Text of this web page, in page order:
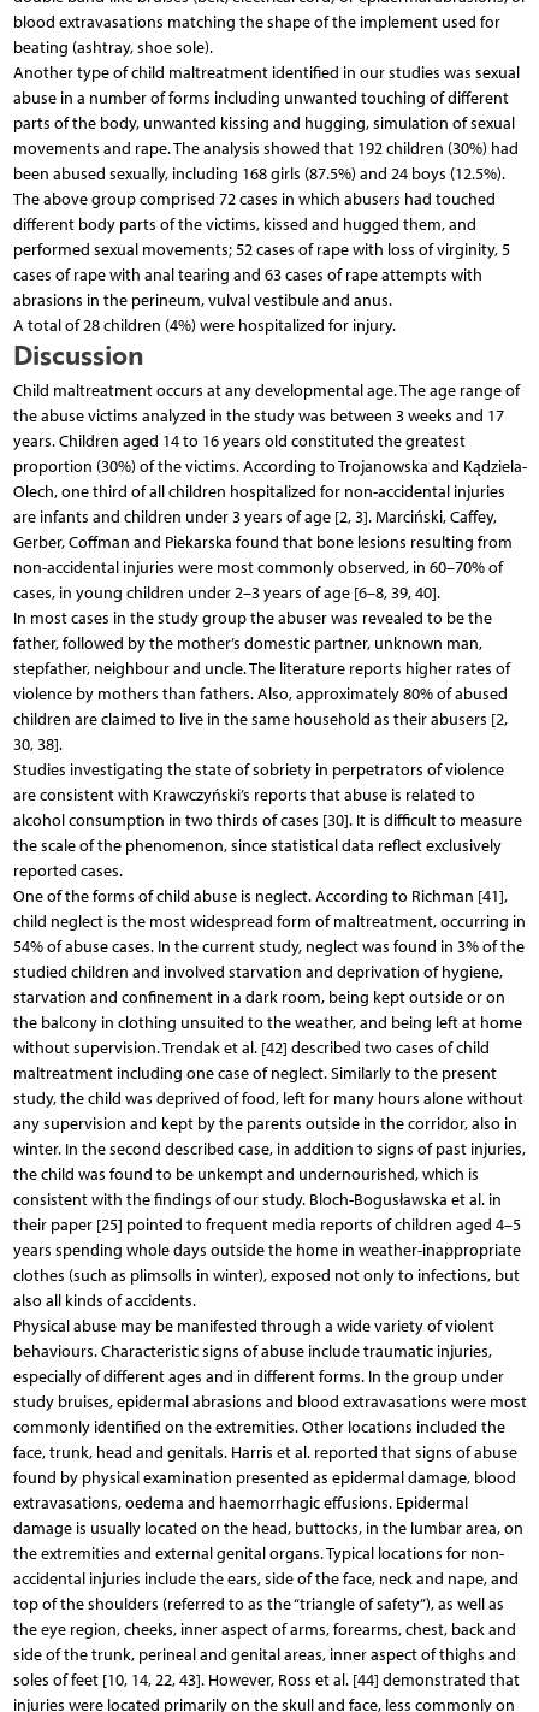
blood extravasations matching the shape of the implement used for
beating (ashtray, shoe sole).
Another type of child maltreatment identified in our studies was sexual
abuse in a number of forms including unwanted touching of different
parts of the body, unwanted kissing and hugging, simulation of sexual
movements and rape. The analysis showed that 192 children (30%) had
been abused sexually, including 168 girls (87.5%) and 24 boys (12.5%).
The above group comprised 72 cases in which abusers had touched
different body parts of the victims, kissed and hugged them, and
performed sexual movements; 52 cases of rape with loss of virginity, 5
cases of rape with anal tearing and 63 cases of rape attempts with
abrasions in the perineum, vulval vestibule and anus.
A total of 28 children (4%) were hospitalized for injury.
Discussion
Child maltreatment occurs at any developmental age. The age range of
the abuse victims analyzed in the study was between 3 weeks and 17
years. Children aged 14 to 16 years old constituted the greatest
proportion (30%) of the victims. According to Trojanowska and Kądziela-
Olech, one third of all children hospitalized for non-accidental injuries
are infants and children under 3 years of age [2, 3]. Marciński, Caffey,
Gerber, Coffman and Piekarska found that bone lesions resulting from
non-accidental injuries were most commonly observed, in 60–70% of
cases, in young children under 2–3 years of age [6–8, 39, 40].
In most cases in the study group the abuser was revealed to be the
father, followed by the mother’s domestic partner, unknown man,
stepfather, neighbour and uncle. The literature reports higher rates of
violence by mothers than fathers. Also, approximately 80% of abused
children are claimed to live in the same household as their abusers [2,
30, 38].
Studies investigating the state of sobriety in perpetrators of violence
are consistent with Krawczyński’s reports that abuse is related to
alcohol consumption in two thirds of cases [30]. It is difficult to measure
the scale of the phenomenon, since statistical data reflect exclusively
reported cases.
One of the forms of child abuse is neglect. According to Richman [41],
child neglect is the most widespread form of maltreatment, occurring in
54% of abuse cases. In the current study, neglect was found in 3% of the
studied children and involved starvation and deprivation of hygiene,
starvation and confinement in a dark room, being kept outside or on
the balcony in clothing unsuited to the weather, and being left at home
without supervision. Trendak et al. [42] described two cases of child
maltreatment including one case of neglect. Similarly to the present
study, the child was deprived of food, left for many hours alone without
any supervision and kept by the parents outside in the corridor, also in
winter. In the second described case, in addition to signs of past injuries,
the child was found to be unkempt and undernourished, which is
consistent with the findings of our study. Bloch-Bogusławska et al. in
their paper [25] pointed to frequent media reports of children aged 4–5
years spending whole days outside the home in weather-inappropriate
clothes (such as plimsolls in winter), exposed not only to infections, but
also all kinds of accidents.
Physical abuse may be manifested through a wide variety of violent
behaviours. Characteristic signs of abuse include traumatic injuries,
especially of different ages and in different forms. In the group under
study bruises, epidermal abrasions and blood extravasations were most
commonly identified on the extremities. Other locations included the
face, trunk, head and genitals. Harris et al. reported that signs of abuse
found by physical examination presented as epidermal damage, blood
extravasations, oedema and haemorrhagic effusions. Epidermal
damage is usually located on the head, buttocks, in the lumbar area, on
the extremities and external genital organs. Typical locations for non-
accidental injuries include the ears, side of the face, neck and nape, and
top of the shoulders (referred to as the “triangle of safety”), as well as
the eye region, cheeks, inner aspect of arms, forearms, chest, back and
side of the trunk, perineal and genital areas, inner aspect of thighs and
soles of feet [10, 14, 22, 43]. However, Ross et al. [44] demonstrated that
injuries were located primarily on the skull and face, less commonly on